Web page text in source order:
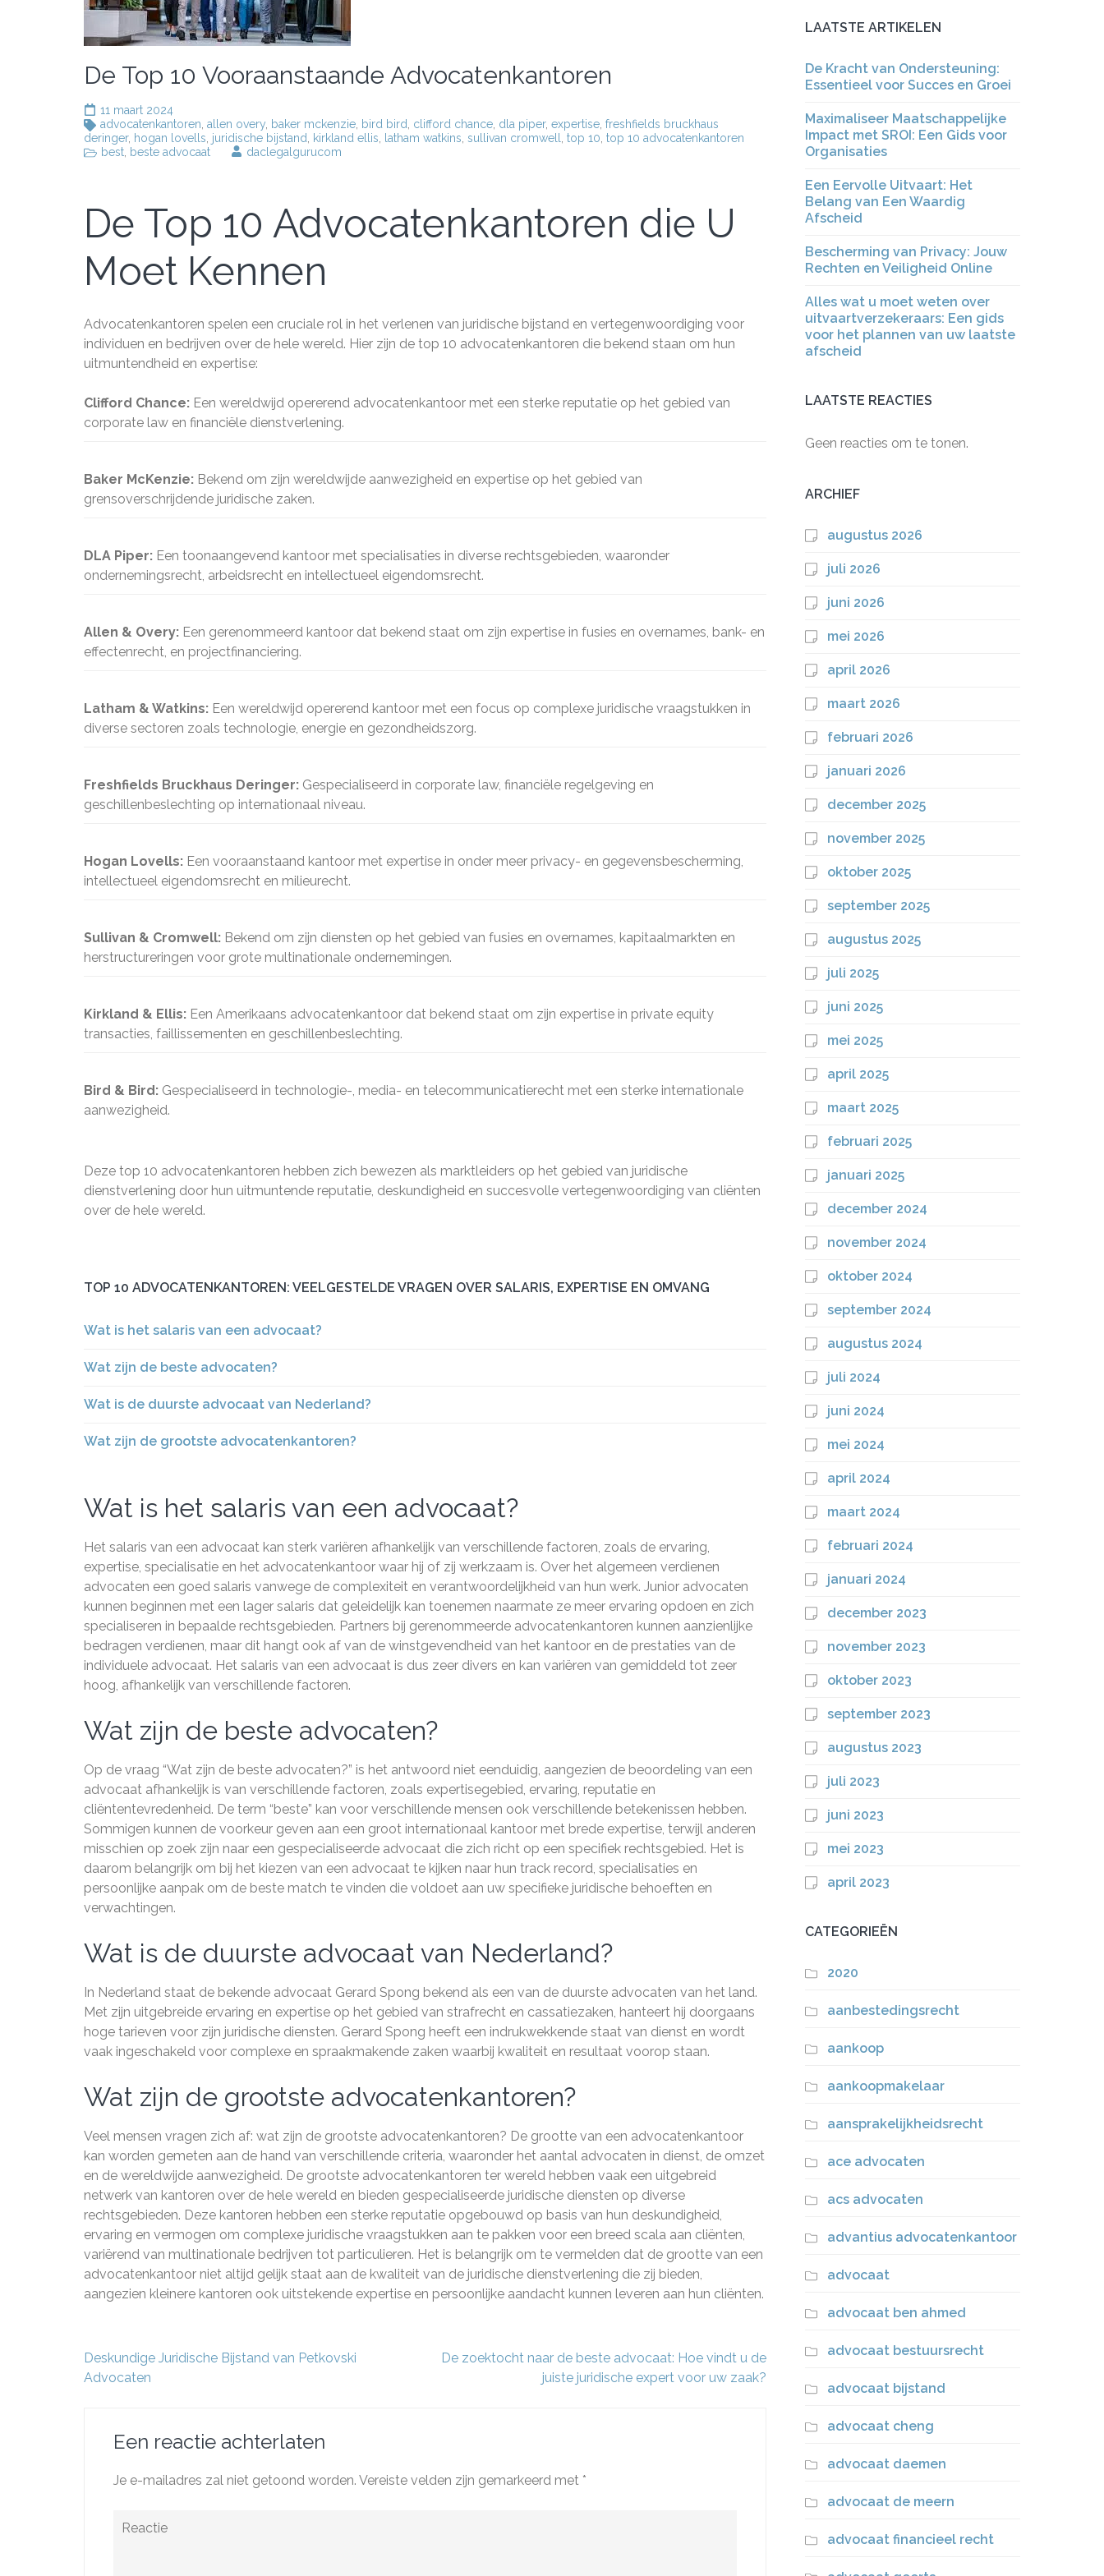
De Top 10 Vooraanstaande Advocatenkantoren
11 maart 2024
advocatenkantoren allen overy baker mckenzie bird bird clifford chance dla piper, expertise freshfields bruckhaus
deringer, hogan lovells juridische bijstand kirkland ellis latham watkins sullivan cromwell top 10 top 10 advocatenkantoren
best beste advocaat daclegalgurucom
De Top 10 Advocatenkantoren die U
Moet Kennen
Advocatenkantoren spelen een cruciale rol in het verlenen van juridische bijstand en vertegenwoordiging voor
individuen en bedrijven over de hele wereld. Hier zijn de top 10 advocatenkantoren die bekend staan om hun
uitmuntendheid en expertise:
Clifford Chance: Een wereldwijd opererend advocatenkantoor met een sterke reputatie op het gebied van
corporate law en financiële dienstverlening.
Baker McKenzie: Bekend om zijn wereldwijde aanwezigheid en expertise op het gebied van
grensoverschrijdende juridische zaken.
DLA Piper: Een toonaangevend kantoor met specialisaties in diverse rechtsgebieden, waaronder
ondernemingsrecht, arbeidsrecht en intellectueel eigendomsrecht.
Allen & Overy: Een gerenommeerd kantoor dat bekend staat om zijn expertise in fusies en overnames, bank- en
effectenrecht, en projectfinanciering.
Latham & Watkins: Een wereldwijd opererend kantoor met een focus op complexe juridische vraagstukken in
diverse sectoren zoals technologie, energie en gezondheidszorg.
Freshfields Bruckhaus Deringer: Gespecialiseerd in corporate law, financiële regelgeving en
geschillenbeslechting op internationaal niveau.
Hogan Lovells: Een vooraanstaand kantoor met expertise in onder meer privacy- en gegevensbescherming,
intellectueel eigendomsrecht en milieurecht.
Sullivan & Cromwell: Bekend om zijn diensten op het gebied van fusies en overnames, kapitaalmarkten en
herstructureringen voor grote multinationale ondernemingen.
Kirkland & Ellis: Een Amerikaans advocatenkantoor dat bekend staat om zijn expertise in private equity
transacties, faillissementen en geschillenbeslechting.
Bird & Bird: Gespecialiseerd in technologie-, media- en telecommunicatierecht met een sterke internationale
aanwezigheid.
Deze top 10 advocatenkantoren hebben zich bewezen als marktleiders op het gebied van juridische
dienstverlening door hun uitmuntende reputatie, deskundigheid en succesvolle vertegenwoordiging van cliënten
over de hele wereld.
TOP 10 ADVOCATENKANTOREN: VEELGESTELDE VRAGEN OVER SALARIS, EXPERTISE EN OMVANG
Wat is het salaris van een advocaat?
Wat zijn de beste advocaten?
Wat is de duurste advocaat van Nederland?
Wat zijn de grootste advocatenkantoren?
Wat is het salaris van een advocaat?
Het salaris van een advocaat kan sterk variëren afhankelijk van verschillende factoren, zoals de ervaring,
expertise, specialisatie en het advocatenkantoor waar hij of zij werkzaam is. Over het algemeen verdienen
advocaten een goed salaris vanwege de complexiteit en verantwoordelijkheid van hun werk. Junior advocaten
kunnen beginnen met een lager salaris dat geleidelijk kan toenemen naarmate ze meer ervaring opdoen en zich
specialiseren in bepaalde rechtsgebieden. Partners bij gerenommeerde advocatenkantoren kunnen aanzienlijke
bedragen verdienen, maar dit hangt ook af van de winstgevendheid van het kantoor en de prestaties van de
individuele advocaat. Het salaris van een advocaat is dus zeer divers en kan variëren van gemiddeld tot zeer
hoog, afhankelijk van verschillende factoren.
Wat zijn de beste advocaten?
Op de vraag “Wat zijn de beste advocaten?” is het antwoord niet eenduidig, aangezien de beoordeling van een
advocaat afhankelijk is van verschillende factoren, zoals expertisegebied, ervaring, reputatie en
cliëntentevredenheid. De term “beste” kan voor verschillende mensen ook verschillende betekenissen hebben.
Sommigen kunnen de voorkeur geven aan een groot internationaal kantoor met brede expertise, terwijl anderen
misschien op zoek zijn naar een gespecialiseerde advocaat die zich richt op een specifiek rechtsgebied. Het is
daarom belangrijk om bij het kiezen van een advocaat te kijken naar hun track record, specialisaties en
persoonlijke aanpak om de beste match te vinden die voldoet aan uw specifieke juridische behoeften en
verwachtingen.
Wat is de duurste advocaat van Nederland?
In Nederland staat de bekende advocaat Gerard Spong bekend als een van de duurste advocaten van het land.
Met zijn uitgebreide ervaring en expertise op het gebied van strafrecht en cassatiezaken, hanteert hij doorgaans
hoge tarieven voor zijn juridische diensten. Gerard Spong heeft een indrukwekkende staat van dienst en wordt
vaak ingeschakeld voor complexe en spraakmakende zaken waarbij kwaliteit en resultaat voorop staan.
Wat zijn de grootste advocatenkantoren?
Veel mensen vragen zich af: wat zijn de grootste advocatenkantoren? De grootte van een advocatenkantoor
kan worden gemeten aan de hand van verschillende criteria, waaronder het aantal advocaten in dienst, de omzet
en de wereldwijde aanwezigheid. De grootste advocatenkantoren ter wereld hebben vaak een uitgebreid
netwerk van kantoren over de hele wereld en bieden gespecialiseerde juridische diensten op diverse
rechtsgebieden. Deze kantoren hebben een sterke reputatie opgebouwd op basis van hun deskundigheid,
ervaring en vermogen om complexe juridische vraagstukken aan te pakken voor een breed scala aan cliënten,
variërend van multinationale bedrijven tot particulieren. Het is belangrijk om te vermelden dat de grootte van een
advocatenkantoor niet altijd gelijk staat aan de kwaliteit van de juridische dienstverlening die zij bieden,
aangezien kleinere kantoren ook uitstekende expertise en persoonlijke aandacht kunnen leveren aan hun cliënten.
Berichtnavigatie
Deskundige Juridische Bijstand van Petkovski
Advocaten
De zoektocht naar de beste advocaat: Hoe vindt u de
juiste juridische expert voor uw zaak?
Een reactie achterlaten
Je e-mailadres zal niet getoond worden. Vereiste velden zijn gemarkeerd met *
Reactie
LAATSTE ARTIKELEN
De Kracht van Ondersteuning:
Essentieel voor Succes en Groei
Maximaliseer Maatschappelijke
Impact met SROI: Een Gids voor
Organisaties
Een Eervolle Uitvaart: Het
Belang van Een Waardig
Afscheid
Bescherming van Privacy: Jouw
Rechten en Veiligheid Online
Alles wat u moet weten over
uitvaartverzekeraars: Een gids
voor het plannen van uw laatste
afscheid
LAATSTE REACTIES
Geen reacties om te tonen.
ARCHIEF
augustus 2026
juli 2026
juni 2026
mei 2026
april 2026
maart 2026
februari 2026
januari 2026
december 2025
november 2025
oktober 2025
september 2025
augustus 2025
juli 2025
juni 2025
mei 2025
april 2025
maart 2025
februari 2025
januari 2025
december 2024
november 2024
oktober 2024
september 2024
augustus 2024
juli 2024
juni 2024
mei 2024
april 2024
maart 2024
februari 2024
januari 2024
december 2023
november 2023
oktober 2023
september 2023
augustus 2023
juli 2023
juni 2023
mei 2023
april 2023
CATEGORIEËN
2020
aanbestedingsrecht
aankoop
aankoopmakelaar
aansprakelijkheidsrecht
ace advocaten
acs advocaten
advantius advocatenkantoor
advocaat
advocaat ben ahmed
advocaat bestuursrecht
advocaat bijstand
advocaat cheng
advocaat daemen
advocaat de meern
advocaat financieel recht